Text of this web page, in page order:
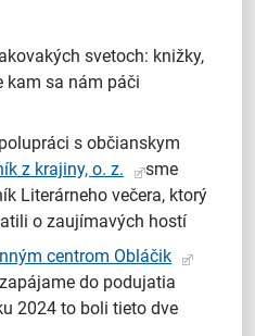
svetoch: knižky,
kam sa nám páči
s občianskym
z krajiny, o. z.
sme
Literárneho večera, ktorý
o zaujímavých hostí
centrom Obláčik
do podujatia
2024 to boli tieto dve